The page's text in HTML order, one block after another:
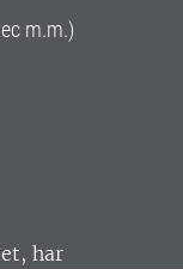
m.m.)
har